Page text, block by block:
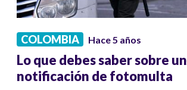
COLOMBIA Hace 5 años
Lo que debes saber sobre
notificación de fotomulta